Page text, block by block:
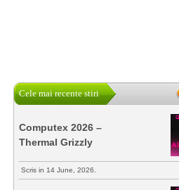
Cele mai recente stiri
Computex 2026 –
Thermal Grizzly
Scris in 14 June, 2026.